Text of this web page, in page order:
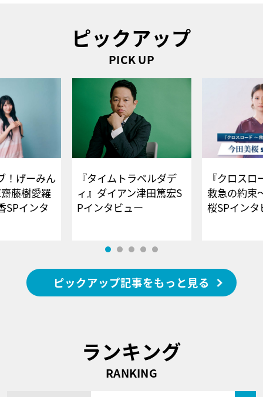
ピックアップ
PICK UP
！げーみん
藤樹愛羅
SPインタ
『タイムトラベルダデ
ィ』ダイアン津田篤宏S
Pインタビュー
『クロス
救急の約束
桜SPイ
ピックアップ記事をもっと見る
ランキング
RANKING